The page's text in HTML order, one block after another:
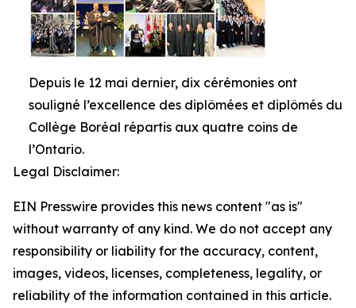
Depuis le 12 mai dernier, dix cérémonies ont
souligné l’excellence des diplômées et diplômés du
Collège Boréal répartis aux quatre coins de
l’Ontario.
Legal Disclaimer:
EIN Presswire provides this news content "as is"
without warranty of any kind. We do not accept any
responsibility or liability for the accuracy, content,
images, videos, licenses, completeness, legality, or
reliability of the information contained in this article.